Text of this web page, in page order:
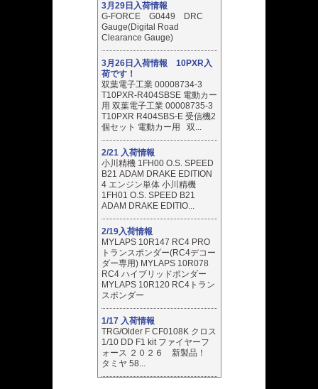
3月29日入荷情報
G-FORCE G0449 DRC
Gauge(Digital Road
Clearance Gauge)
3月26日入荷情報 10PXR入
荷です！
双葉電子工業 00008734-3
T10PXR-R404SBSE 電動カー
用 双葉電子工業 00008735-3
T10PXR R404SBS-E 受信機2
個セット 電動カー用 双...
2/21 入荷情報
小川精機 1FH00 O.S. SPEED
B21 ADAM DRAKE EDITION
4 エンジン単体 小川精機
1FH01 O.S. SPEED B21
ADAM DRAKE EDITIO...
2/19入荷情報
MYLAPS 10R147 RC4 PRO
トランスポンダー(RC4デコー
ダー専用) MYLAPS 10R078
RC4 ハイブリッドポンダー
MYLAPS 10R120 RC4トラン
スポンダー
1/17 入荷情報
TRG/Older F CF0108K クロス
1/10 DD F1 kit ファイヤーフ
ォース ２０２６ 新製品！
タミヤ 58...